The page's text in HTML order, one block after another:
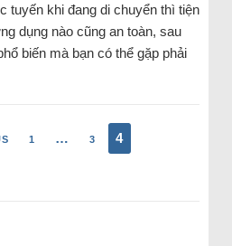
tuyến khi đang di chuyển thì tiện
dụng nào cũng an toàn, sau
biến mà bạn có thể gặp phải
1 … 3 4